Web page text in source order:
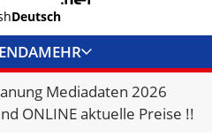
Deutsch
MEHR
Mediadaten 2026
ONLINE aktuelle Preise !!